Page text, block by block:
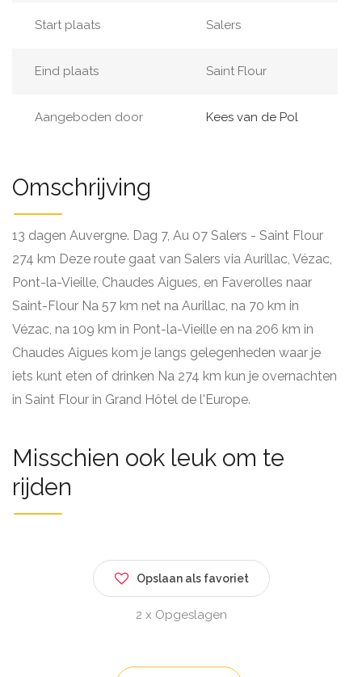
Start plaats Salers
Eind plaats Saint Flour
Aangeboden door Kees van de Pol
Omschrijving
13 dagen Auvergne. Dag 7, Au 07 Salers - Saint Flour
274 km Deze route gaat van Salers via Aurillac, Vézac,
Pont-la-Vieille, Chaudes Aigues, en Faverolles naar
Saint-Flour Na 57 km net na Aurillac, na 70 km in
Vézac, na 109 km in Pont-la-Vieille en na 206 km in
Chaudes Aigues kom je langs gelegenheden waar je
iets kunt eten of drinken Na 274 km kun je overnachten
in Saint Flour in Grand Hôtel de l'Europe.
Misschien ook leuk om te
rijden
Opslaan als favoriet
2 x Opgeslagen